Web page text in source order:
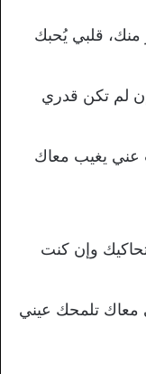
منك، قلبي يُحبك
لم تكن قدري
عني يغيب معاك
وإن كنت
تلمحك عيني